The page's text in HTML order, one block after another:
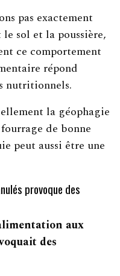
pas exactement
sol et la poussière,
ce comportement
répond
nutritionnels.
la géophagie
de bonne
peut aussi être une
provoque des
aux
des